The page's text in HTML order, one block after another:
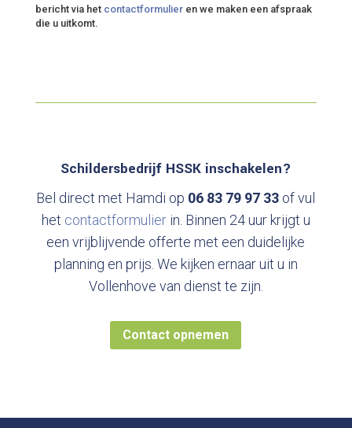
bericht via het contactformulieren we maken een afspraak
die u uitkomt.
Schildersbedrijf HSSK inschakelen?
Bel direct met Hamdi op 06 83 79 97 33 of vul
het contactformulierin. Binnen 24 uur krijgt u
een vrijblijvende offerte met een duidelijke
planning en prijs. We kijken ernaar uit u in
Vollenhove van dienst te zijn.
Contact opnemen